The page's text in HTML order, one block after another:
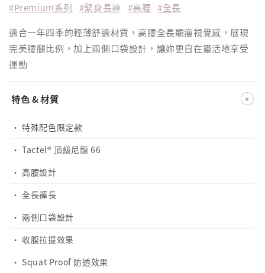
#Premium系列 #緊身長褲 #高腰 #全長
適合一年四季的輕薄舒適材質，高腰全長顯瘦視覺感，展現
完美腰腿比例，加上兩側口袋設計，讓妳更自在靈活地享受
運動
特色 & 材質 +
· 特殊配色限定款
· Tactel® 頂級尼龍 66
· 高腰設計
· 全長褲長
· 兩側口袋設計
· 收腹拉提效果
· Squat Proof 防透效果